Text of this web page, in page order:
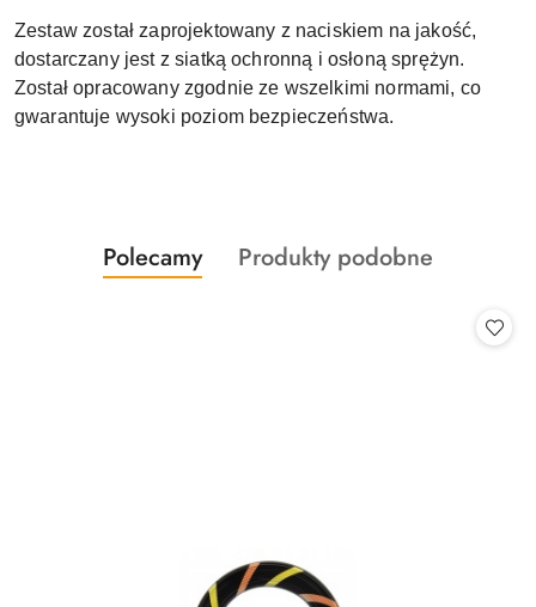
Zestaw został zaprojektowany z naciskiem na jakość,
dostarczany jest z siatką ochronną i osłoną sprężyn.
Został opracowany zgodnie ze wszelkimi normami, co
gwarantuje wysoki poziom bezpieczeństwa.
Pomiń karuzelę produktów
Produkty
o
Polecamy
Produkty
Produkty podobne